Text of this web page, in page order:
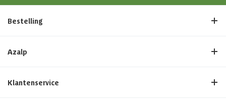
Bestelling
Azalp
Klantenservice